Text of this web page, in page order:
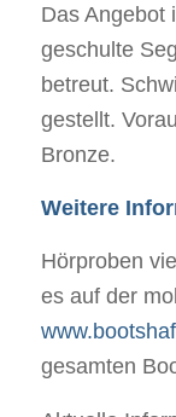
Das Angebot
geschulte
betreut.
gestellt.
Bronze.
Weitere
Hörproben
es auf der
gesamten